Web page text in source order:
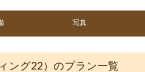
写真
ング22）のプラン一覧